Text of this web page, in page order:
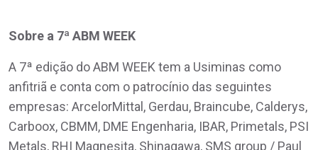
Sobre a 7ª ABM WEEK
A 7ª edição do ABM WEEK tem a Usiminas como
anfitriã e conta com o patrocínio das seguintes
empresas: ArcelorMittal, Gerdau, Braincube, Calderys,
Carboox, CBMM, DME Engenharia, IBAR, Primetals, PSI
Metals, RHI Magnesita, Shinagawa, SMS group / Paul